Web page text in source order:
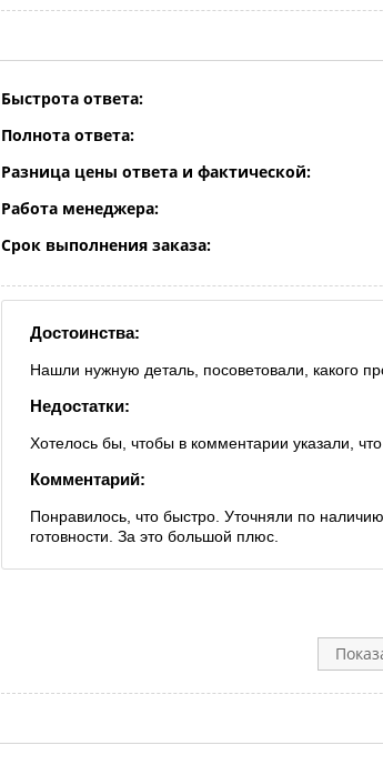
Быстрота ответа:
Полнота ответа:
Разница цены ответа и фактической:
Работа менеджера:
Срок выполнения заказа:
Достоинства:
Нашли нужную деталь, посоветовали, какого
Недостатки:
Хотелось бы, чтобы в комментарии указали, что
Комментарий:
Понравилось, что быстро. Уточняли по
готовности. За это большой плюс.